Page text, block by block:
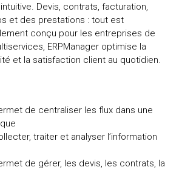
Devis, contrats, facturation,
et des prestations : tout est
conçu pour les entreprises de
ERPManager optimise la
et la satisfaction client au quotidien.
de centraliser les flux dans une
traiter et analyser l’information
de gérer, les devis, les contrats, la